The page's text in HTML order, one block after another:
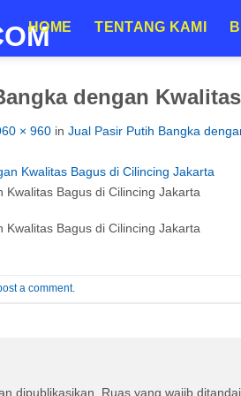
HOME TENTANG KAMI
dengan
× 960 in Jual Pasir Putih Bangka
Bagus di Cilincing Jakarta
Kwalitas Bagus di Cilincing Jakarta
a comment.
dipublikasikan. Ruas yang wajib ditandai